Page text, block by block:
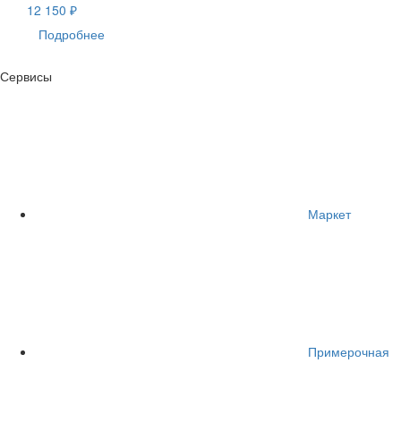
12 150 ₽
Подробнее
Сервисы
Маркет
Примерочная